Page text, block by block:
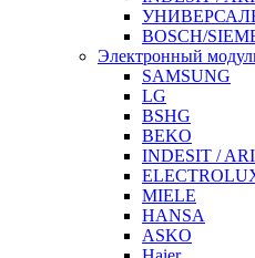
BOSCH/
Электронный
SAMSUNG
LG
BSHG
BEKO
INDESIT /
MIELE
HANSA
ASKO